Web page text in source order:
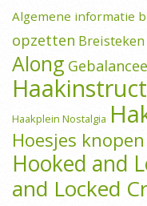
Algemene informatie
opzetten Breisteken
Along
Haakplein Nostalgia
Hoesjes knopen
Hooked and
and Locked